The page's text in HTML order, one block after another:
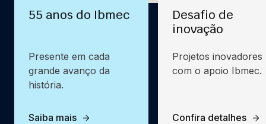
55 anos do Ibmec
Presente em cada
grande avanço da
história.
Saiba mais
Desafio de
inovação
Projetos inovadores
com o apoio Ibmec.
Confira detalhes